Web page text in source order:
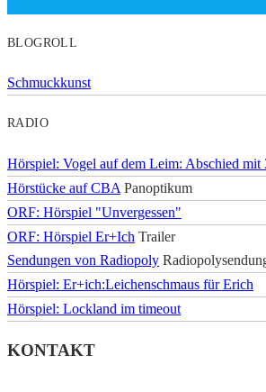
BLOGROLL
Schmuckkunst
RADIO
Hörspiel: Vogel auf dem Leim: Abschied mit
Hörstücke auf CBA Panoptikum
ORF: Hörspiel "Unvergessen"
ORF: Hörspiel Er+Ich Trailer
Sendungen von Radiopoly
Hörspiel: Er+ich:Leichenschmaus für Erich
Hörspiel: Lockland im timeout
KONTAKT